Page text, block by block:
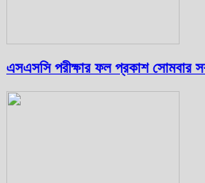
এসএসসি পরীক্ষার ফল প্রকাশ সোমবার